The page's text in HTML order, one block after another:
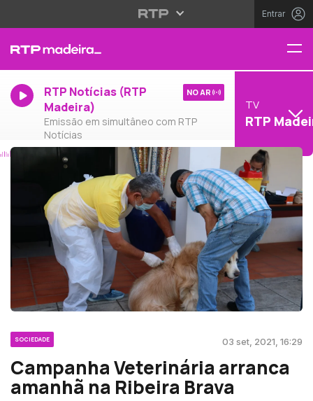
Entrar
RTP Notícias (RTP
Madeira)
Emissão em simultâneo com RTP
Notícias
NO AR
TV
RTP
SOCIEDADE 03 set, 2021, 16:29
Campanha Veterinária arranca
amanhã na Ribeira Brava